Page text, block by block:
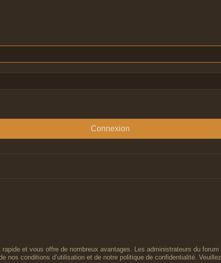
et vous offre de nombreux avantages. Les administrateurs du
nos conditions d’utilisation et de notre politique de confidentialité.